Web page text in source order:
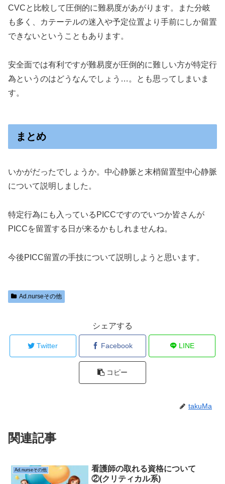
CVCと比較して圧倒的に難易度があがります。また分岐
も多く、カテーテルの迷入や予定位置より手前にしか留置
できないということもあります。
安全面では有利ですが難易度が圧倒的に難しい方が特定行
為というのはどうなんでしょう…。とも思ってしまいま
す。
まとめ
いかがだったでしょうか。中心静脈と末梢留置型中心静脈
について説明しました。
特定行為にも入っているPICCですのでいつか皆さんが
PICCを留置する日が来るかもしれませんね。
今後PICC留置の手技について説明しようと思います。
Ad.nurseその他
シェアする
Twitter Facebook LINE
コピー
takuMa
関連記事
Ad.nurseその他
看護師の取れる資格について
②(クリティカル系)